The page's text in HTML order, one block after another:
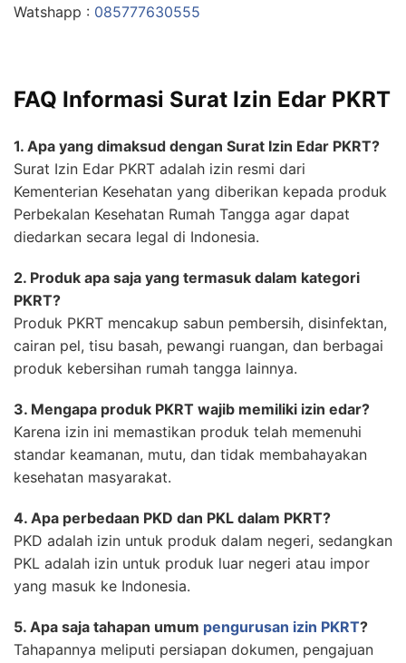
Watshapp : 085777630555
FAQ Informasi Surat Izin Edar PKRT
1. Apa yang dimaksud dengan Surat Izin Edar PKRT?
Surat Izin Edar PKRT adalah izin resmi dari
Kementerian Kesehatan yang diberikan kepada produk
Perbekalan Kesehatan Rumah Tangga agar dapat
diedarkan secara legal di Indonesia.
2. Produk apa saja yang termasuk dalam kategori
PKRT?
Produk PKRT mencakup sabun pembersih, disinfektan,
cairan pel, tisu basah, pewangi ruangan, dan berbagai
produk kebersihan rumah tangga lainnya.
3. Mengapa produk PKRT wajib memiliki izin edar?
Karena izin ini memastikan produk telah memenuhi
standar keamanan, mutu, dan tidak membahayakan
kesehatan masyarakat.
4. Apa perbedaan PKD dan PKL dalam PKRT?
PKD adalah izin untuk produk dalam negeri, sedangkan
PKL adalah izin untuk produk luar negeri atau impor
yang masuk ke Indonesia.
5. Apa saja tahapan umum pengurusan izin PKRT?
Tahapannya meliputi persiapan dokumen, pengajuan